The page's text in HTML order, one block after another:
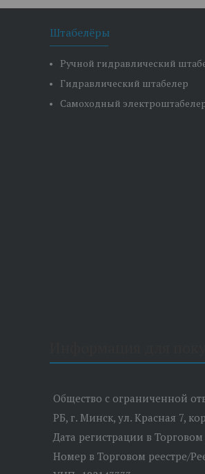
Штабелёры
Ручной гидравлический
Гидравлический штабелер
Самоходный
Общество с ограниченной
РБ, г. Минск, ул. Красная 7,
Дата регистрации в
Номер в Торговом реестре/